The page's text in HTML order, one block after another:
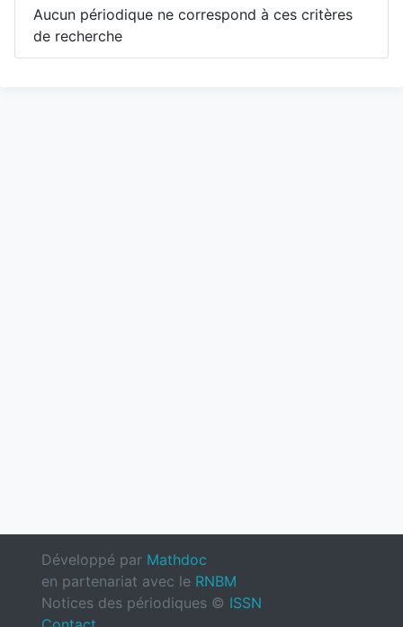
Aucun périodique ne correspond à ces critères
de recherche
Développé par Mathdoc
en partenariat avec le RNBM
Notices des périodiques © ISSN